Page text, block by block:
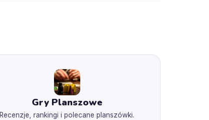
Gry Planszowe
Recenzje, rankingi i polecane planszówki.